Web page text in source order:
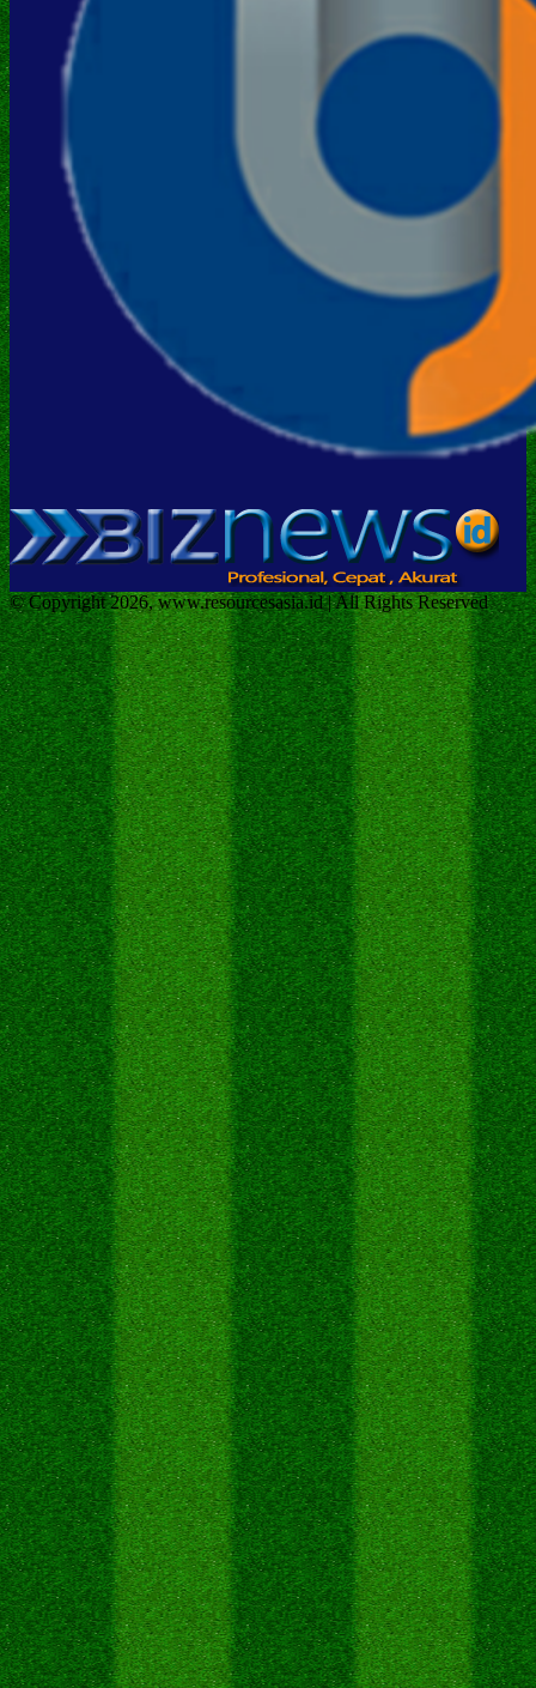
© Copyright 2026, www.resourcesasia.id | All Rights Reserved